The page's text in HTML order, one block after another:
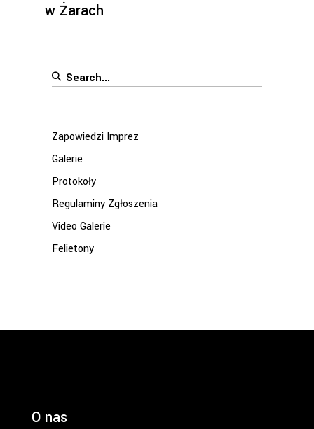
w Żarach
Search
Zapowiedzi Imprez
Galerie
Protokoły
Regulaminy Zgłoszenia
Video Galerie
Felietony
O nas